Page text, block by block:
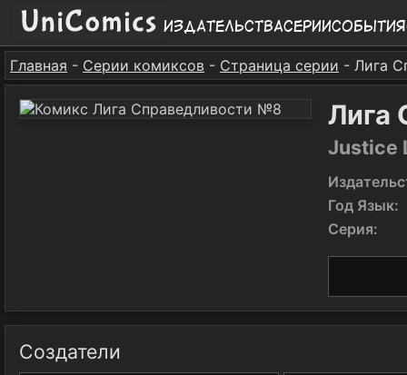
ИздательстваСерииСобытия
Главная - Серии комиксов - Страница серии - Лига
Лига
Justice
Год Язык:
Серия:
Создатели